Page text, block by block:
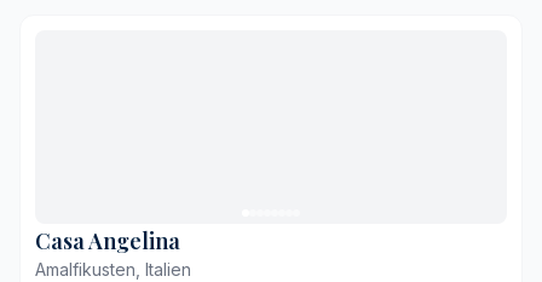
Casa Angelina
Amalfikusten, Italien